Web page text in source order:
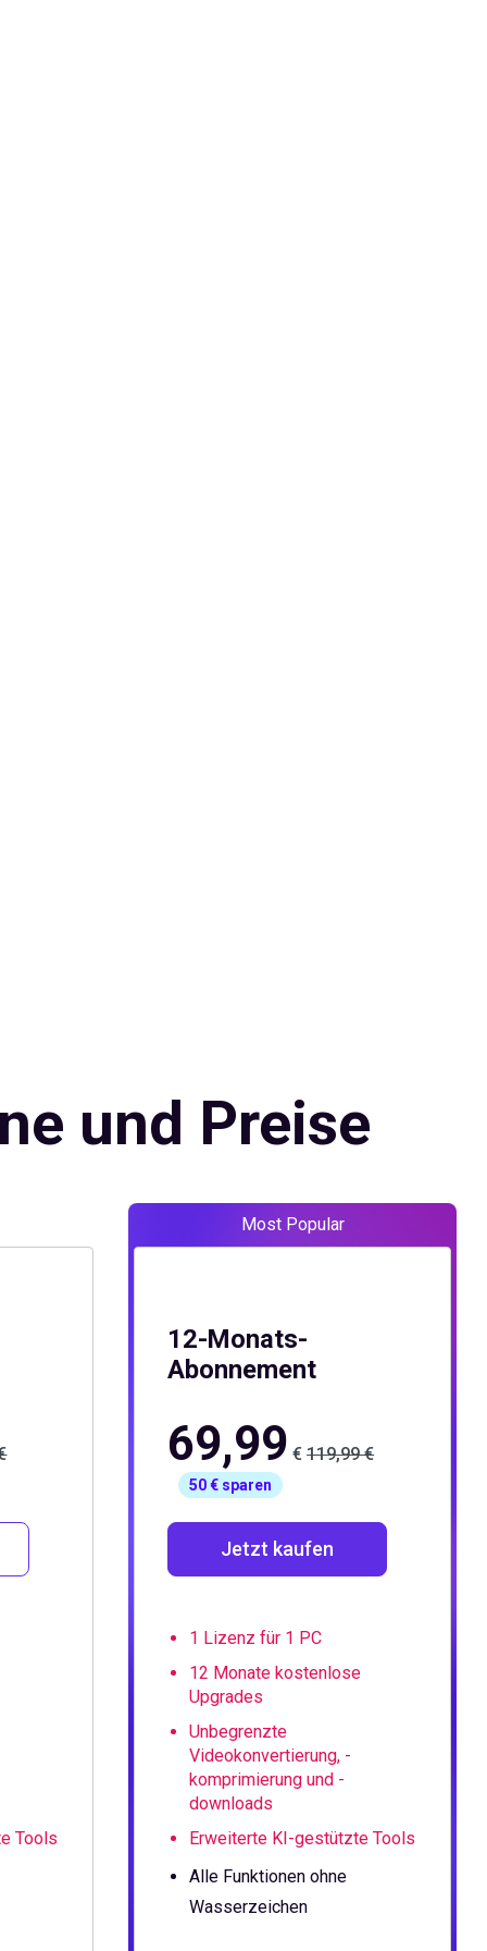
und Preise
Tools
12-Monats-
Abonnement
69,99 €119,99 €
50 € sparen
Jetzt kaufen
1 Lizenz für 1 PC
12 Monate kostenlose
Upgrades
Unbegrenzte
Videokonvertierung, -
komprimierung und -
downloads
Erweiterte KI-gestützte Tools
Alle Funktionen ohne
Wasserzeichen